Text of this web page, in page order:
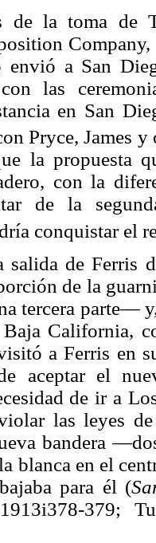
de la toma de
Company,
envió a San
las
en San
Pryce, James
la propuesta
con la
de la
conquistar el
salida de Ferris
de la
tercera parte—
California,
a Ferris en
aceptar el
de ir a
las leyes
bandera
blanca en el
para él (
379;